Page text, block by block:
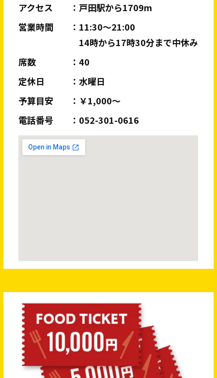
アクセス
戸田駅から1709m
営業時間
11:30〜21:00
14時から17時30分まで中休み
席数
40
定休日
水曜日
予算目安
￥1,000～
電話番号
052-301-0616